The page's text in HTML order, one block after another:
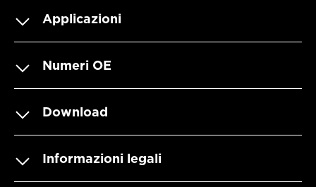
Applicazioni
Numeri OE
Download
Informazioni legali